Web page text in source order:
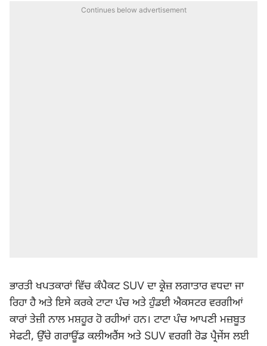
Continues below advertisement
ਭਾਰਤੀ ਖਪਤਕਾਰਾਂ ਵਿੱਚ ਕੰਪੈਕਟ SUV ਦਾ ਕ੍ਰੇਜ਼ ਲਗਾਤਾਰ ਵਧਦਾ ਜਾ
ਰਿਹਾ ਹੈ ਅਤੇ ਇਸੇ ਕਰਕੇ ਟਾਟਾ ਪੰਚ ਅਤੇ ਹੁੰਡਈ ਐਕਸਟਰ ਵਰਗੀਆਂ
ਕਾਰਾਂ ਤੇਜ਼ੀ ਨਾਲ ਮਸ਼ਹੂਰ ਹੋ ਰਹੀਆਂ ਹਨ। ਟਾਟਾ ਪੰਚ ਆਪਣੀ ਮਜ਼ਬੂਤ ​​
ਸੇਫਟੀ, ਉੱਚੇ ਗਰਾਊਂਡ ਕਲੀਅਰੈਂਸ ਅਤੇ SUV ਵਰਗੀ ਰੋਡ ਪ੍ਰੈਜੇਂਸ ਲਈ